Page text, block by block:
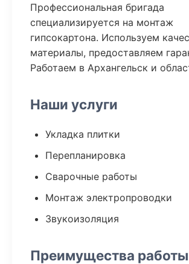
Профессиональная бригада
специализируется на монтаж
гипсокартона. Используем
материалы, предоставляем
Работаем в Архангельск и
Наши услуги
Укладка плитки
Перепланировка
Сварочные работы
Монтаж электропроводки
Звукоизоляция
Преимущества